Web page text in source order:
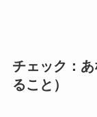
チェック：
ること）